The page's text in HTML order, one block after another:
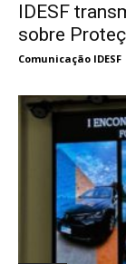
IDESF
sobre
Comunicação IDESF